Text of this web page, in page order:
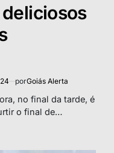
porGoiás Alerta
no final da tarde, é
o final de…